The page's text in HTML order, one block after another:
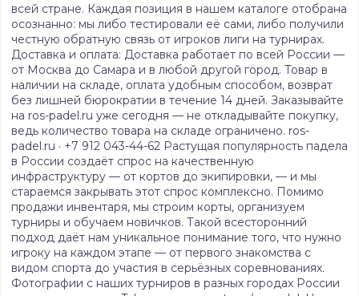
всей стране. Каждая позиция в нашем каталоге отобрана
осознанно: мы либо тестировали её сами, либо получили
честную обратную связь от игроков лиги на турнирах.
Доставка и оплата: Доставка работает по всей России —
от Москва до Самара и в любой другой город. Товар в
наличии на складе, оплата удобным способом, возврат
без лишней бюрократии в течение 14 дней. Заказывайте
на ros-padel.ru уже сегодня — не откладывайте покупку,
ведь количество товара на складе ограничено. ros-
padel.ru · +7 912 043-44-62 Растущая популярность падела
в России создаёт спрос на качественную
инфраструктуру — от кортов до экипировки, — и мы
стараемся закрывать этот спрос комплексно. Помимо
продажи инвентаря, мы строим корты, организуем
турниры и обучаем новичков. Такой всесторонний
подход даёт нам уникальное понимание того, что нужно
игроку на каждом этапе — от первого знакомства с
видом спорта до участия в серьёзных соревнованиях.
Фотографии с наших турниров в разных городах России